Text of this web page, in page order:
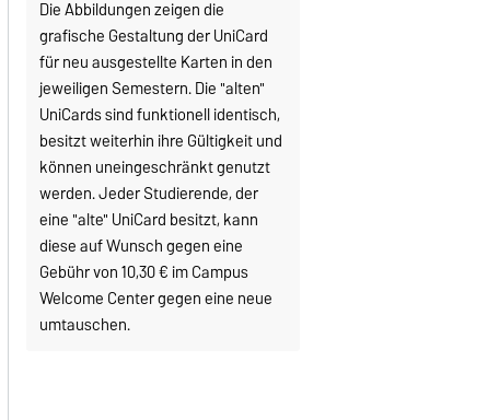
Die Abbildungen zeigen die
grafische Gestaltung der UniCard
für neu ausgestellte Karten in den
jeweiligen Semestern. Die "alten"
UniCards sind funktionell identisch,
besitzt weiterhin ihre Gültigkeit und
können uneingeschränkt genutzt
werden. Jeder Studierende, der
eine "alte" UniCard besitzt, kann
diese auf Wunsch gegen eine
Gebühr von 10,30 € im Campus
Welcome Center gegen eine neue
umtauschen.